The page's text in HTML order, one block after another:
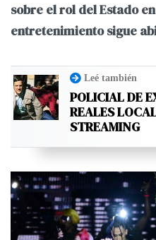
sobre el rol del Estado
entretenimiento sigue
Leé también
POLICIAL DE
REALES
STREAMING